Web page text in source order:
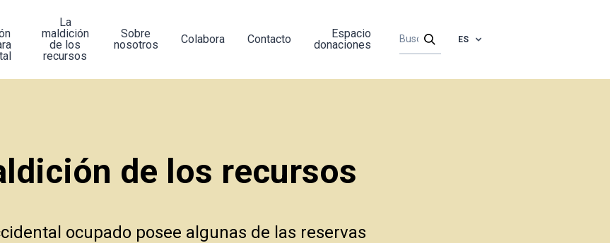
La
maldición
de los
recursos
Sobre
nosotros
Colabora Contacto
Espacio
donaciones
ES
de los recursos
ocupado posee algunas de las reservas